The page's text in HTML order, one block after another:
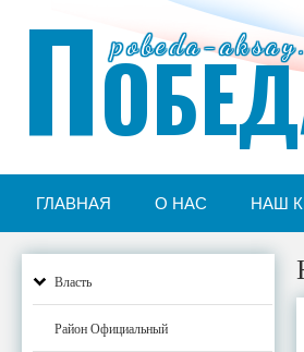
pobeda-
П
ГЛАВНАЯ О НАС НАШ
Власть
Район Официальный